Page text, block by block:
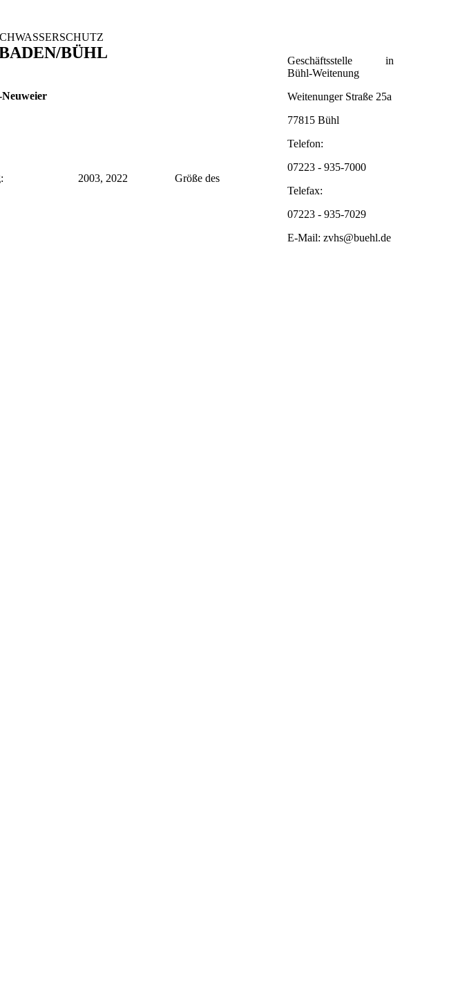
BÜHL
2003, 2022 Größe des
Geschäftsstelle in
Bühl-Weitenung
Weitenunger Straße 25a
77815 Bühl
Telefon:
07223 - 935-7000
Telefax:
07223 - 935-7029
E-Mail: zvhs@buehl.de